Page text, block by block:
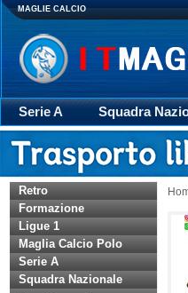
MAGLIE CALCIO
Serie A Squadra
Giacca
Rugby
Retro
Formazione
Ligue 1
Maglia Calcio Polo
Serie A
Squadra Nazionale